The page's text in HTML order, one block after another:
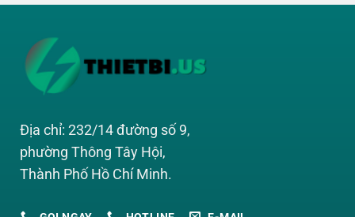
Địa chỉ: 232/14 đường số 9,
phường Thông Tây Hội,
Thành Phố Hồ Chí Minh.